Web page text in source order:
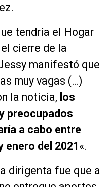
tendría el Hogar
cierre de la
manifestó que
muy vagas (…)
la noticia, los
preocupados
a cabo entre
enero del 2021 «.
dirigenta fue que a